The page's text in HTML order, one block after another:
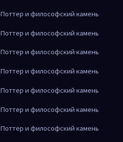
и философский камень
и философский камень
и философский камень
и философский камень
и философский камень
и философский камень
и философский камень